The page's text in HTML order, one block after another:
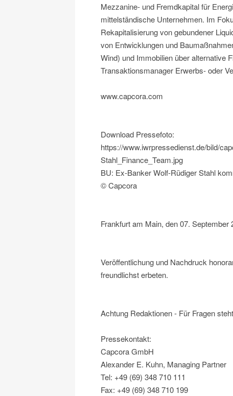
Mezzanine- und Fremdkapital für
mittelständische Unternehmen. Im
Rekapitalisierung von gebundener
von Entwicklungen und
Wind) und Immobilien über alternative
Transaktionsmanager Erwerbs- oder
www.capcora.com
Download Pressefoto:
https://www.iwrpressedienst.de/bild/
Stahl_Finance_Team.jpg
BU: Ex-Banker Wolf-Rüdiger Stahl
© Capcora
Frankfurt am Main, den 07. September
Veröffentlichung und Nachdruck
freundlichst erbeten.
Achtung Redaktionen - Für Fragen
Pressekontakt:
Capcora GmbH
Alexander E. Kuhn, Managing Partner
Tel: +49 (69) 348 710 111
Fax: +49 (69) 348 710 199